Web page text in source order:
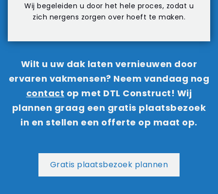
Wij begeleiden u door het hele proces, zodat u
zich nergens zorgen over hoeft te maken.
Wilt u uw dak laten vernieuwen door
ervaren vakmensen? Neem vandaag nog
contact op met DTL Construct! Wij
plannen graag een gratis plaatsbezoek
in en stellen een offerte op maat op.
Gratis plaatsbezoek plannen